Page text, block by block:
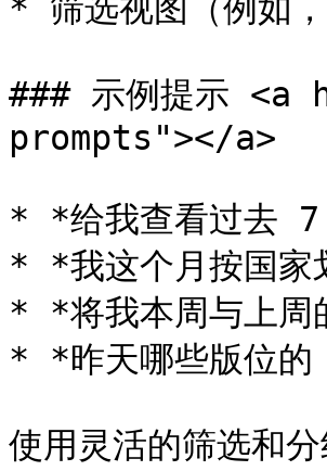
* 筛选视图（例如
### 示例提示
prompts"></a>
* *给我查看过去 7
* *我这个月按国家
* *将我本周与上周
* *昨天哪些版位
使用灵活的筛选和